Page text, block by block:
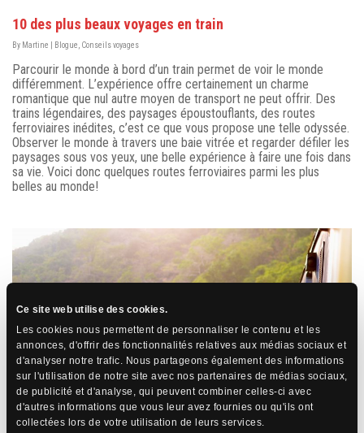
Ce site web utilise des cookies.
Les cookies nous permettent de personnaliser le contenu et les
annonces, d'offrir des fonctionnalités relatives aux médias sociaux et
d'analyser notre trafic. Nous partageons également des informations
sur l'utilisation de notre site avec nos partenaires de médias sociaux,
de publicité et d'analyse, qui peuvent combiner celles-ci avec
d'autres informations que vous leur avez fournies ou qu'ils ont
collectées lors de votre utilisation de leurs services.
10 des plus beaux voyages en train
By Martine Blogue, Conseils voyages
Parcourir le monde à bord d’un train permet de voir le monde
différemment. L’expérience offre certainement un charme
romantique que nul autre moyen de transport ne peut offrir. Des
trains légendaires, des paysages époustouflants, des routes
ferroviaires inédites, c’est ce que vous propose une telle odyssée.
Observer le monde à travers une baie vitrée et regarder défiler les
paysages sous vos yeux, une belle expérience à faire une fois dans
sa vie. Voici donc quelques routes ferroviaires parmi les plus
belles au monde!